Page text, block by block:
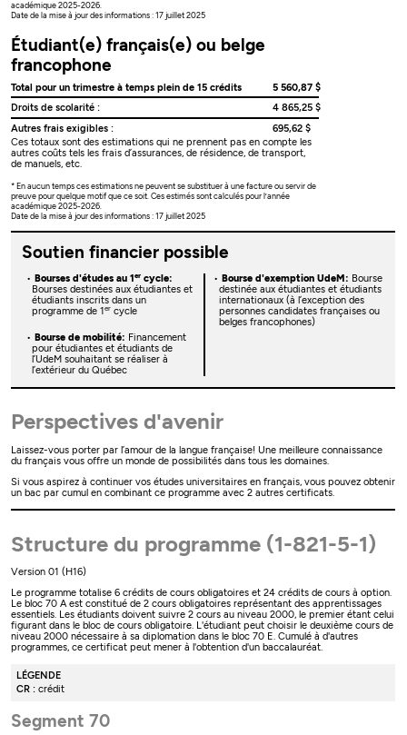
académique 2025-2026.
Date de la mise à jour des informations : 17 juillet 2025
Étudiant(e) français(e) ou belge
francophone
Total pour un trimestre à temps plein de 15 crédits
5 560,87 $
Droits de scolarité :
4 865,25 $
Autres frais exigibles :
695,62 $
Ces totaux sont des estimations qui ne prennent pas en compte les
autres coûts tels les frais d’assurances, de résidence, de transport,
de manuels, etc.
* En aucun temps ces estimations ne peuvent se substituer à une facture ou servir de
preuve pour quelque motif que ce soit. Ces estimés sont calculés pour l’année
académique 2025-2026.
Date de la mise à jour des informations : 17 juillet 2025
Soutien financier possible
Bourses d'études au 1ercycle:
Bourses destinées aux étudiantes et
étudiants inscrits dans un
programme de 1ercycle
Bourse d'exemption UdeM: Bourse
destinée aux étudiantes et étudiants
internationaux (à l’exception des
personnes candidates françaises ou
belges francophones)
Bourse de mobilité: Financement
pour étudiantes et étudiants de
l’UdeM souhaitant se réaliser à
l’extérieur du Québec
Perspectives d'avenir
Laissez-vous porter par l’amour de la langue française! Une meilleure connaissance
du français vous offre un monde de possibilités dans tous les domaines.
Si vous aspirez à continuer vos études universitaires en français, vous pouvez obtenir
un bac par cumul en combinant ce programme avec 2 autres certificats.
Structure du programme (1-821-5-1)
Version 01 (H16)
Le programme totalise 6 crédits de cours obligatoires et 24 crédits de cours à option.
Le bloc 70 A est constitué de 2 cours obligatoires représentant des apprentissages
essentiels. Les étudiants doivent suivre 2 cours au niveau 2000, le premier étant celui
figurant dans le bloc de cours obligatoire. L'étudiant peut choisir le deuxième cours de
niveau 2000 nécessaire à sa diplomation dans le bloc 70 E. Cumulé à d'autres
programmes, ce certificat peut mener à l'obtention d'un baccalauréat.
LÉGENDE
CR : crédit
Segment 70